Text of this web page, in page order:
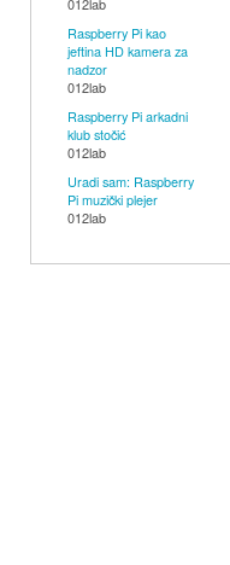
LED,
OLED,
knjige,
tutorijali,
radionice...)
Raspberry Pi kao
jeftina HD kamera za
nadzor
012lab
Raspberry Pi arkadni
klub stočić
012lab
Uradi sam: Raspberry
Pi muzički plejer
012lab